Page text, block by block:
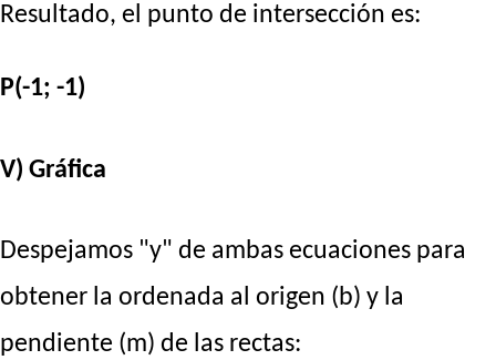
Resultado, el punto de intersección es:
P(-1; -1)
V) Gráfica
Despejamos "y" de ambas ecuaciones para
obtener la ordenada al origen (b) y la
pendiente (m) de las rectas: